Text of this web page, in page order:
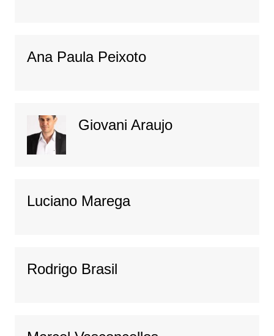
Ana Paula Peixoto
Giovani Araujo
Luciano Marega
Rodrigo Brasil